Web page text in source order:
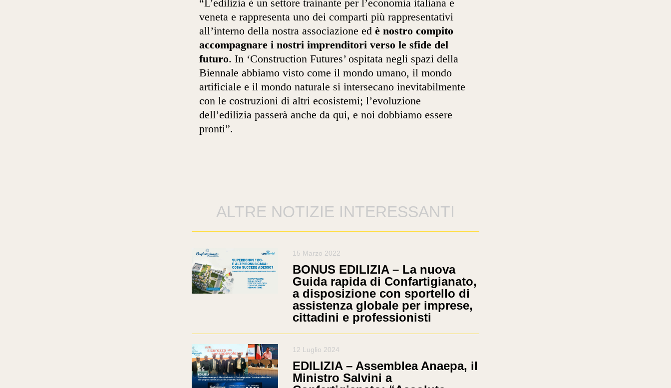
“L’edilizia è un settore trainante per l’economia italiana e
veneta e rappresenta uno dei comparti più rappresentativi
all’interno della nostra associazione ed è nostro compito
accompagnare i nostri imprenditori verso le sfide del
futuro. In ‘Construction Futures’ ospitata negli spazi della
Biennale abbiamo visto come il mondo umano, il mondo
artificiale e il mondo naturale si intersecano inevitabilmente
con le costruzioni di altri ecosistemi; l’evoluzione
dell’edilizia passerà anche da qui, e noi dobbiamo essere
pronti”.
ALTRE NOTIZIE INTERESSANTI
15 Marzo 2022
BONUS EDILIZIA – La nuova
Guida rapida di Confartigianato,
a disposizione con sportello di
assistenza globale per imprese,
cittadini e professionisti
12 Luglio 2024
EDILIZIA – Assemblea Anaepa, il
Ministro Salvini a